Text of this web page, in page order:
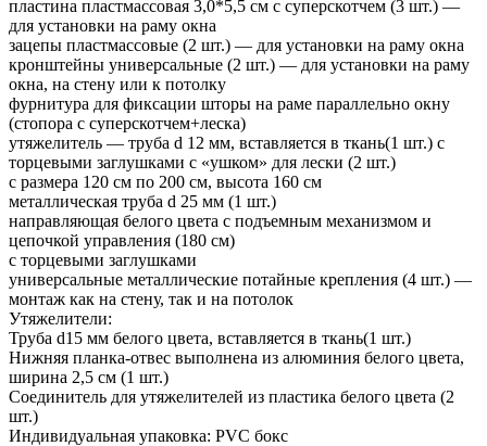
пластина пластмассовая 3,0*5,5 см с суперскотчем (3 шт.) —
для установки на раму окна
зацепы пластмассовые (2 шт.) — для установки на раму окна
кронштейны универсальные (2 шт.) — для установки на раму
окна, на стену или к потолку
фурнитура для фиксации шторы на раме параллельно окну
(стопора с суперскотчем+леска)
утяжелитель — труба d 12 мм, вставляется в ткань(1 шт.) с
торцевыми заглушками с «ушком» для лески (2 шт.)
с размера 120 см по 200 см, высота 160 см
металлическая труба d 25 мм (1 шт.)
направляющая белого цвета с подъемным механизмом и
цепочкой управления (180 см)
с торцевыми заглушками
универсальные металлические потайные крепления (4 шт.) —
монтаж как на стену, так и на потолок
Утяжелители:
Труба d15 мм белого цвета, вставляется в ткань(1 шт.)
Нижняя планка-отвес выполнена из алюминия белого цвета,
ширина 2,5 см (1 шт.)
Соединитель для утяжелителей из пластика белого цвета (2
шт.)
Индивидуальная упаковка: PVC бокс